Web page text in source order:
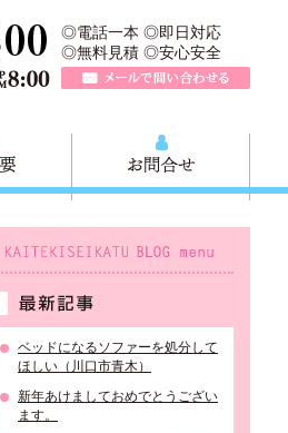
TEL 0120-757-161（年中無休
◎電話一本 ◎即日対応
◎無料見積 ◎安心安全
ベッドになるソファーを処分して
ほしい（川口市青木）
新年あけましておめでとうござい
ます。